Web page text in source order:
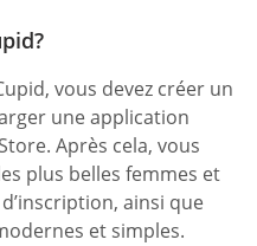
vous devez créer un
une application
Après cela, vous
plus belles femmes et
ainsi que
et simples.